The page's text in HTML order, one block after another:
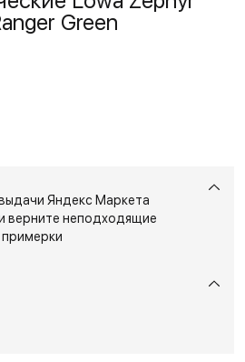
Green
Яндекс Маркета
верните неподходящие